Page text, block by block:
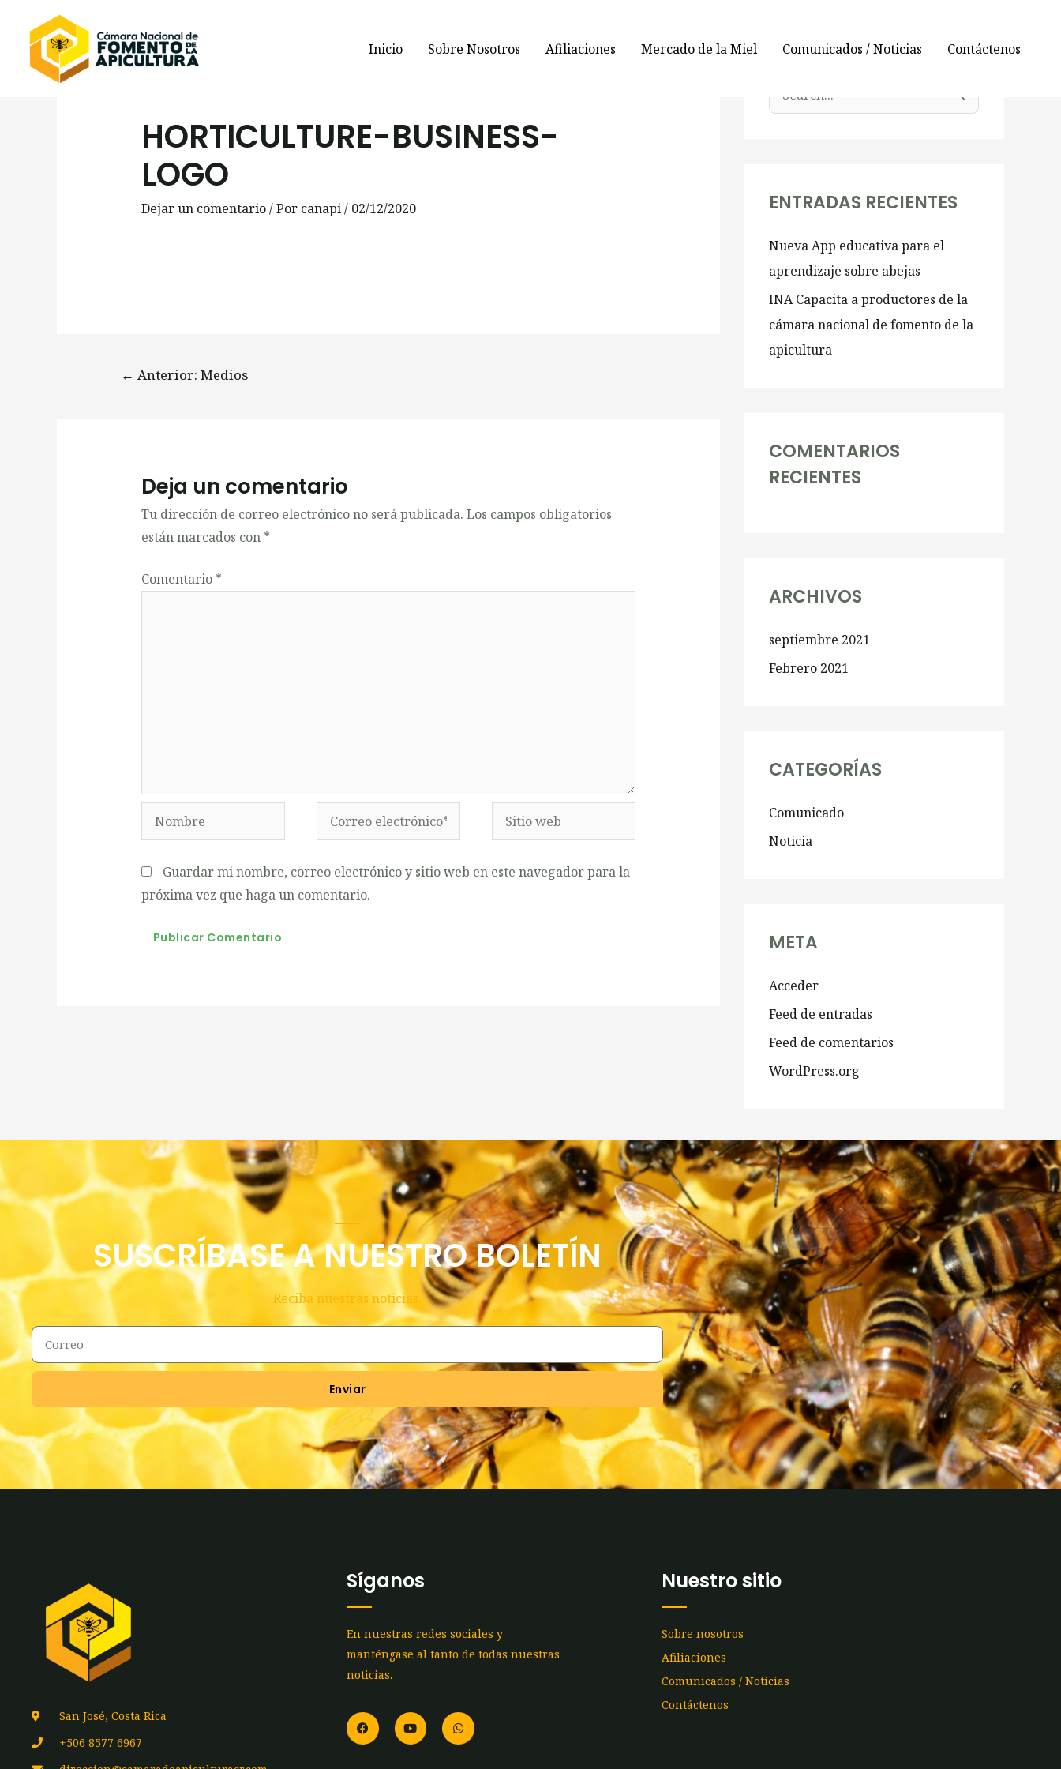
Inicio Sobre Nosotros Afiliaciones Mercado de la Miel Comunicados / Noticias Contáctenos
HORTICULTURE-BUSINESS-
LOGO
Dejar un comentario/ Por canapi/ 02/12/2020
Navegación
← Anterior: Medios
Deja un comentario
Tu dirección de correo electrónico no será publicada. Los campos obligatorios
están marcados con *
Comentario *
Nombre
Correo
electrónico*
Sitio
web
Guardar mi nombre, correo electrónico y sitio web en este navegador para la
próxima vez que haga un comentario.
B
a
:
ENTRADAS RECIENTES
Nueva App educativa para el
aprendizaje sobre abejas
INA Capacita a productores de la
cámara nacional de fomento de la
apicultura
COMENTARIOS
RECIENTES
ARCHIVOS
septiembre 2021
Febrero 2021
CATEGORÍAS
Comunicado
Noticia
META
Acceder
Feed de entradas
Feed de comentarios
WordPress.org
SUSCRÍBASE A NUESTRO BOLETÍN
Reciba nuestras noticias.
Enviar
San José, Costa Rica
+506 8577 6967
Síganos
En nuestras redes sociales y
manténgase al tanto de todas nuestras
noticias.
F
a
c
Y
o
u
W
h
a
Nuestro sitio
Sobre nosotros
Afiliaciones
Comunicados / Noticias
Contáctenos